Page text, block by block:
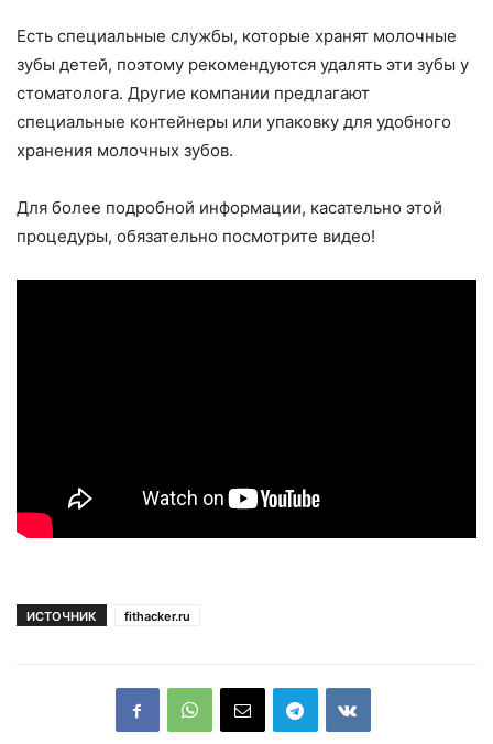
Есть специальные службы, которые хранят молочные
зубы детей, поэтому рекомендуются удалять эти зубы у
стоматолога. Другие компании предлагают
специальные контейнеры или упаковку для удобного
хранения молочных зубов.
Для более подробной информации, касательно этой
процедуры, обязательно посмотрите видео!
ИСТОЧНИК fithacker.ru